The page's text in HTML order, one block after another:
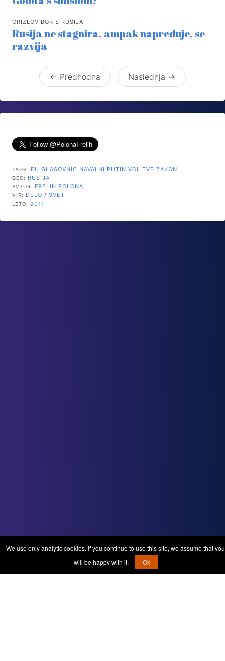
GRIZLOV BORIS RUSIJA
Rusija ne stagnira, ampak napreduje, se
razvija
← Predhodna Naslednja →
TAGS: EU GLASOVNIC NAVALNI PUTIN VOLITVE ZAKON
GEO: RUSIJA
AVTOR: FRELIH POLONA
VIR: DELO / SVET
LETO: 2011
We use only analytic cookies. If you continue to use this site, we assume that you
will be happy with it.
Ok